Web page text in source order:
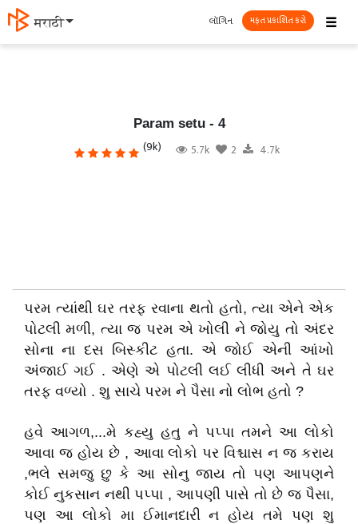
मराठी ☰
લૉગિન મફત પ્રકાશિત કરો
Param setu - 4
(9k) 5.7k 2 4.7k
પરમ ત્યાંથી ઘર તરફ રવાના થતો હતો, ત્યા એને એક
પોટલી મળી, ત્યા જ પરમ એ ખોલી ને જોયુ તો અંદર
સોના ના દસ બિસ્કીટ હતા. એ જોઈ એની આંખો
અંજાઈ ગઈ . એણે એ પોટલી લઈ લીધી અને તે ઘર
તરફ વળ્યો . શુ સાચે પરમ ને પૈસા નો લોભ હતો ?
હવે આગળ,...મે કહ્યુ હતુ ને પપ્પા તમને આ લોકો
આવા જ હોય છે , આવા લોકો પર વિશ્ચાસ ન જ કરાય
,ભલે સમજુ છુ કે આ સોનુ જાય તો પણ આપણને
કોઈ નુકસાન નથી પપ્પા , આપણી પાસે તો છે જ પૈસા,
પણ આ લોકો મા ઈમાનદારી ન હોય તમે પણ શુ